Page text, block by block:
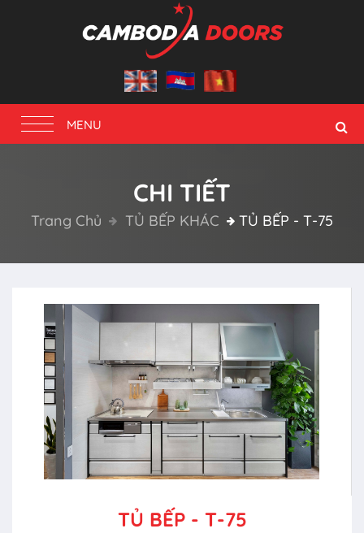
Toggle
navigation
MENU
CHI TIẾT
Trang Chủ TỦ BẾP KHÁC TỦ BẾP - T-75
TỦ BẾP - T-75